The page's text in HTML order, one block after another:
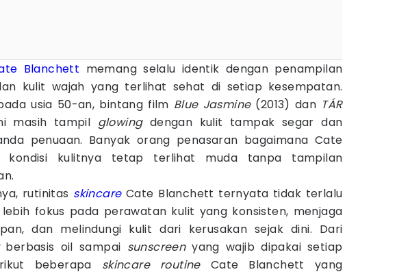
Blanchett memang selalu identik dengan penampilan
kulit wajah yang terlihat sehat di setiap kesempatan.
usia 50-an, bintang film Blue Jasmine(2013) dan TÁR
masih tampil glowing dengan kulit tampak segar dan
penuaan. Banyak orang penasaran bagaimana Cate
kondisi kulitnya tetap terlihat muda tanpa tampilan
rutinitas skincareCate Blanchett ternyata tidak terlalu
fokus pada perawatan kulit yang konsisten, menjaga
dan melindungi kulit dari kerusakan sejak dini. Dari
berbasis oil sampai sunscreenyang wajib dipakai setiap
beberapa skincare routine Cate Blanchett yang